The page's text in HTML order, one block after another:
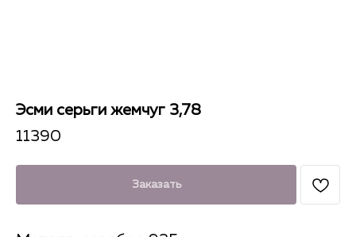
Эсми серьги жемчуг 3,78
11390
Заказать